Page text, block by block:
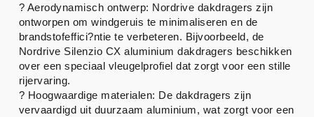
? Aerodynamisch ontwerp: Nordrive dakdragers zijn
ontworpen om windgeruis te minimaliseren en de
brandstofeffici?ntie te verbeteren. Bijvoorbeeld, de
Nordrive Silenzio CX aluminium dakdragers beschikken
over een speciaal vleugelprofiel dat zorgt voor een stille
rijervaring.
? Hoogwaardige materialen: De dakdragers zijn
vervaardigd uit duurzaam aluminium, wat zorgt voor een